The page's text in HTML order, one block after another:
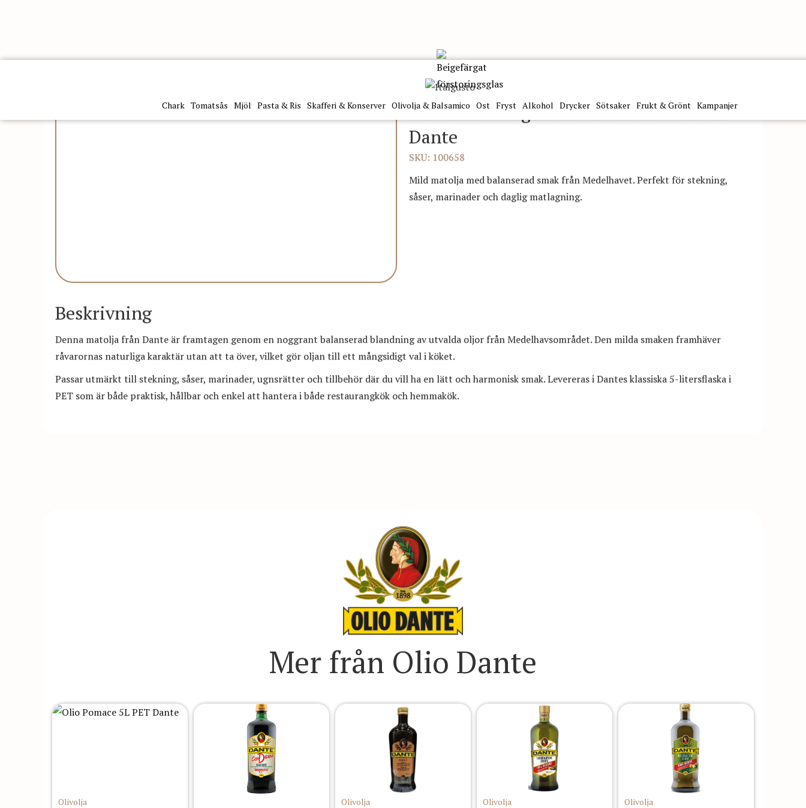
Chark Tomatsås Mjöl Pasta & Ris Skafferi & Konserver Olivolja & Balsamico Ost Fryst Alkohol Drycker Sötsaker Frukt & Grönt Kampanjer
Olio Extra Vergine Mediterraneo 5L PET Dante
Olio Extra Vergine Mediterraneo 5L PET
Dante
SKU: 100658
Mild matolja med balanserad smak från Medelhavet. Perfekt för stekning,
såser, marinader och daglig matlagning.
Beskrivning
Denna matolja från Dante är framtagen genom en noggrant balanserad blandning av utvalda oljor från Medelhavsområdet. Den milda smaken framhäver
råvarornas naturliga karaktär utan att ta över, vilket gör oljan till ett mångsidigt val i köket.
Passar utmärkt till stekning, såser, marinader, ugnsrätter och tillbehör där du vill ha en lätt och harmonisk smak. Levereras i Dantes klassiska 5-litersflaska i
PET som är både praktisk, hållbar och enkel att hantera i både restaurangkök och hemmakök.
Mer från Olio Dante
Olivolja Olivolja Olivolja Olivolja